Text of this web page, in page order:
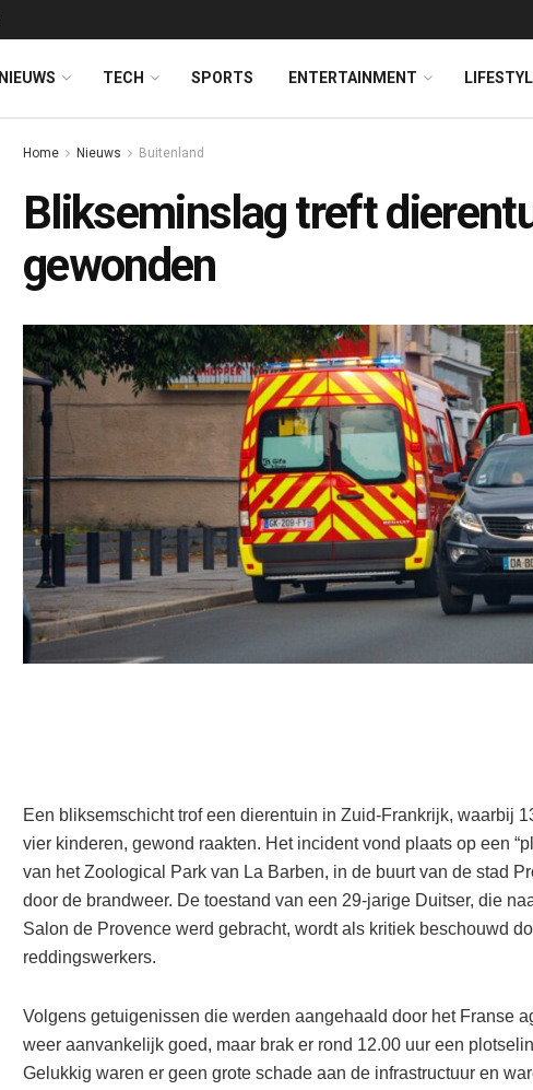
NIEUWS TECH SPORTS ENTERTAINMENT
Home Nieuws Buitenland
Blikseminslag treft
gewonden
Een bliksemschicht trof een dierentuin in Zuid-Frankrijk, waarbij
vier kinderen, gewond raakten. Het incident vond plaats op een
van het Zoological Park van La Barben, in de buurt van de stad
door de brandweer. De toestand van een 29-jarige Duitser, die
Salon de Provence werd gebracht, wordt als kritiek beschouwd
reddingswerkers.
Volgens getuigenissen die werden aangehaald door het Franse
weer aanvankelijk goed, maar brak er rond 12.00 uur een
Gelukkig waren er geen grote schade aan de infrastructuur en